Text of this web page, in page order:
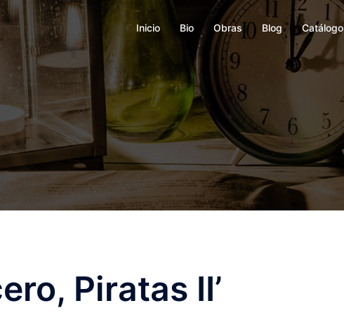
Inicio Bio Obras Blog Catálogo
Piratas II’